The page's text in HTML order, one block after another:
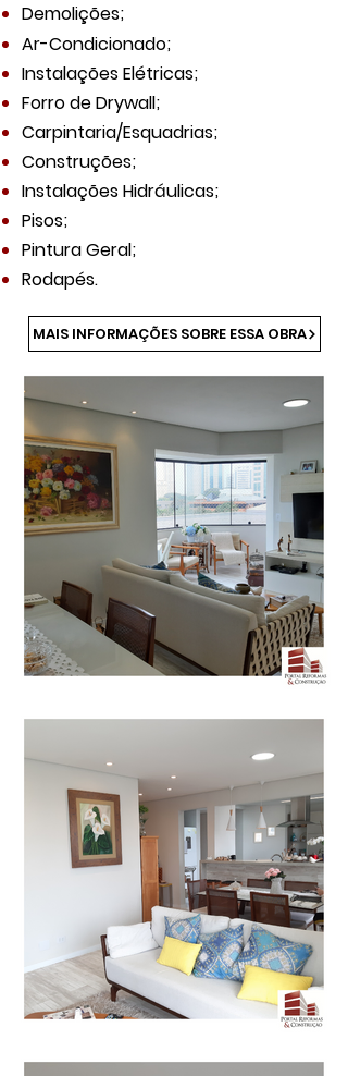
Demolições;
Ar-Condicionado;
Instalações Elétricas;
Forro de Drywall;
Carpintaria/Esquadrias;
Construções;
Instalações Hidráulicas;
Pisos;
Pintura Geral;
Rodapés.
MAIS INFORMAÇÕES SOBRE ESSA OBRA